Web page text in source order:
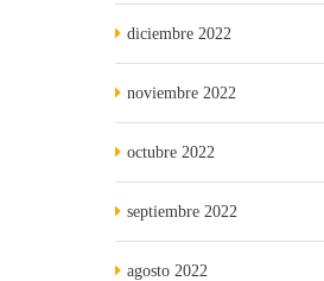
diciembre 2022
noviembre 2022
octubre 2022
septiembre 2022
agosto 2022